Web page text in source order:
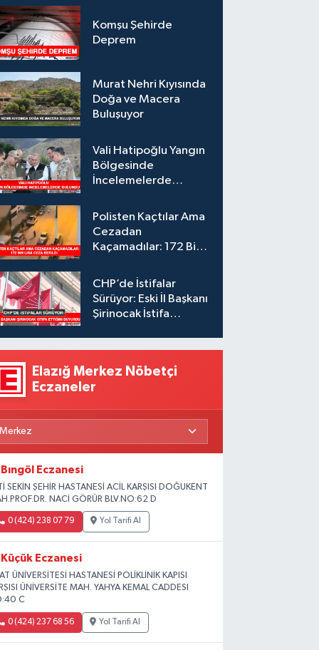
Komşu Şehirde
Deprem
Murat Nehri Kıyısında
Doğa ve Macera
Buluşuyor
Vali Hatipoğlu Yangın
Bölgesinde
İncelemelerde
Polisten Kaçtılar Ama
Cezadan
Kaçamadılar: 172 Bin
CHP’de İstifalar
Sürüyor: Eski İl Başkanı
Şirinocak İstifa
Elazığ Merkez Nöbetçi
Eczaneler
Bıngöl Eczanesi
SEKİN ŞEHİR HASTANESİ ACİL KARŞISI DOĞUKENT
NACİ GÖRÜR BLV.NO:62 D
0 (424) 238 07 79 Yol Tarifi Al
Küçük Eczanesi
ÜNİVERSİTESİ HASTANESİ POLİKLİNİK KAPISI
ÜNİVERSİTE MAH. YAHYA KEMAL CADDESI
C
0 (424) 237 68 56 Yol Tarifi Al